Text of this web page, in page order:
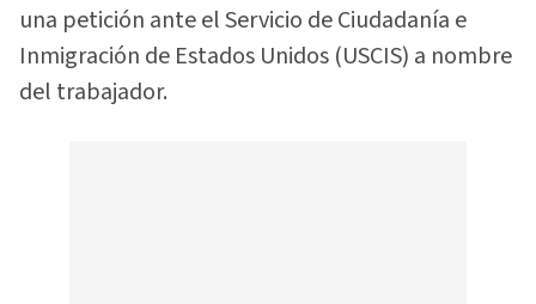
una petición ante el Servicio de Ciudadanía e
Inmigración de Estados Unidos (USCIS) a nombre
del trabajador.